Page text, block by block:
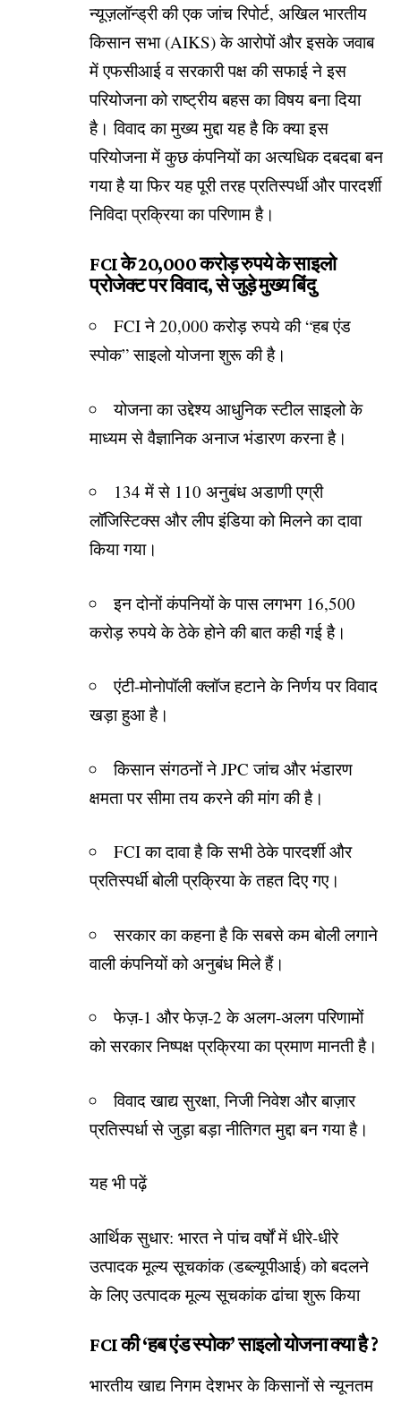
न्यूज़लॉन्ड्री की एक जांच रिपोर्ट, अखिल भारतीय
किसान सभा (AIKS) के आरोपों और इसके जवाब
में एफसीआई व सरकारी पक्ष की सफाई ने इस
परियोजना को राष्ट्रीय बहस का विषय बना दिया
है। विवाद का मुख्य मुद्दा यह है कि क्या इस
परियोजना में कुछ कंपनियों का अत्यधिक दबदबा बन
गया है या फिर यह पूरी तरह प्रतिस्पर्धी और पारदर्शी
निविदा प्रक्रिया का परिणाम है।
FCI के 20,000 करोड़ रुपये के साइलो
प्रोजेक्ट पर विवाद, से जुड़े मुख्य बिंदु
FCI ने 20,000 करोड़ रुपये की “हब एंड
स्पोक” साइलो योजना शुरू की है।
योजना का उद्देश्य आधुनिक स्टील साइलो के
माध्यम से वैज्ञानिक अनाज भंडारण करना है।
134 में से 110 अनुबंध अडाणी एग्री
लॉजिस्टिक्स और लीप इंडिया को मिलने का दावा
किया गया।
इन दोनों कंपनियों के पास लगभग 16,500
करोड़ रुपये के ठेके होने की बात कही गई है।
एंटी-मोनोपॉली क्लॉज हटाने के निर्णय पर विवाद
खड़ा हुआ है।
किसान संगठनों ने JPC जांच और भंडारण
क्षमता पर सीमा तय करने की मांग की है।
FCI का दावा है कि सभी ठेके पारदर्शी और
प्रतिस्पर्धी बोली प्रक्रिया के तहत दिए गए।
सरकार का कहना है कि सबसे कम बोली लगाने
वाली कंपनियों को अनुबंध मिले हैं।
फेज़-1 और फेज़-2 के अलग-अलग परिणामों
को सरकार निष्पक्ष प्रक्रिया का प्रमाण मानती है।
विवाद खाद्य सुरक्षा, निजी निवेश और बाज़ार
प्रतिस्पर्धा से जुड़ा बड़ा नीतिगत मुद्दा बन गया है।
यह भी पढ़ें
आर्थिक सुधार: भारत ने पांच वर्षों में धीरे-धीरे
उत्पादक मूल्य सूचकांक (डब्ल्यूपीआई) को बदलने
के लिए उत्पादक मूल्य सूचकांक ढांचा शुरू किया
FCI की ‘हब एंड स्पोक’ साइलो योजना क्या है ?
भारतीय खाद्य निगम देशभर के किसानों से न्यूनतम